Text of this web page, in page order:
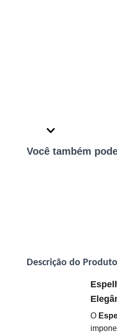
Você também
Descrição do Produto
O